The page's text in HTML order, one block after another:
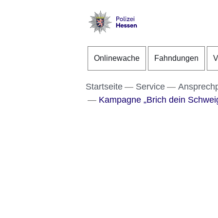
Direkt zum Kopf der
Direkt zum Inhalt
Direkt zum Fuß der
Hessen
Onlinewache Fahndungen
Startseite Service
Kampagne „Brich dein